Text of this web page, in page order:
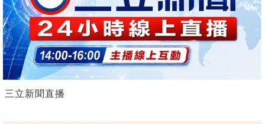
三立新聞直播